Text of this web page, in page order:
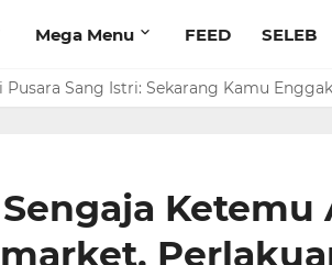
Mega Menu FEED SELEB
Pusara Sang Istri: Sekarang Kamu
Ketemu